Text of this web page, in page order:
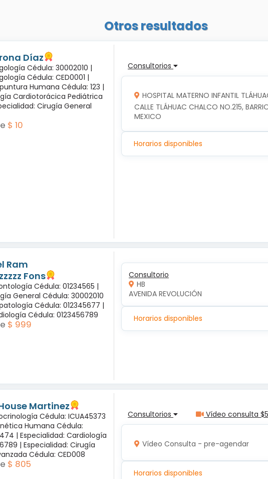
Otros resultados
Díaz
Cédula: 30002010 |
Cédula: CED0001 |
Humana Cédula: 123 |
Cardiotorácica Pediátrica
Cirugía General
$ 10
Consultorios
HOSPITAL MATERNO INFANTIL
CALLE TLÁHUAC CHALCO NO.215,
MEXICO
Horarios disponibles
Ram
Fons
Cédula: 01234565 |
General Cédula: 30002010
Cédula: 012345677 |
Cédula: 0123456789
$ 999
Consultorio
HB
AVENIDA REVOLUCIÓN
Horarios disponibles
Martinez
Cédula: ICUA45373
Humana Cédula:
| Especialidad: Cardiología
| Especialidad: Cirugía
Cédula: CED008
$ 805
Consultorios Vídeo consulta
Vídeo Consulta - pre-agendar
Horarios disponibles